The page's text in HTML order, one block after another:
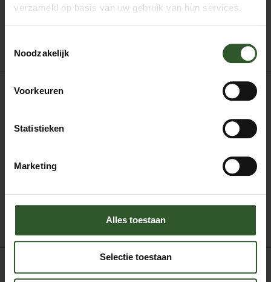
verzameld op basis van uw gebruik van hun services.
Noodzakelijk
Voorkeuren
Statistieken
Marketing
Alles toestaan
Selectie toestaan
Ontspanningsmassage